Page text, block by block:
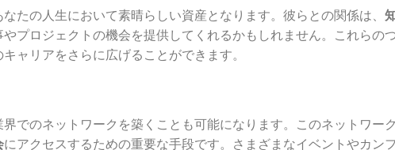
たの人生において素晴らしい資産となります。彼らとの関係は、
やプロジェクトの機会を提供してくれるかもしれません。これらの
ャリアをさらに広げることができます。
でのネットワークを築くことも可能になります。このネットワーク
にアクセスするための重要な手段です。さまざまなイベントやカン